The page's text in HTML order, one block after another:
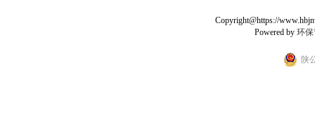
Copyright@https://
Powered by 环
陕